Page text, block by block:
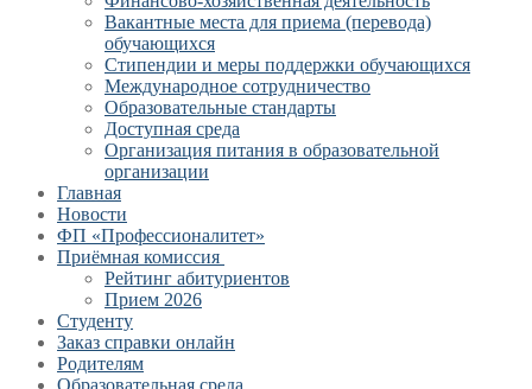
Вакантные места для приема (перевода)
обучающихся
Стипендии и меры поддержки обучающихся
Международное сотрудничество
Образовательные стандарты
Доступная среда
Организация питания в образовательной
организации
Главная
Новости
ФП «Профессионалитет»
Приёмная комиссия
Рейтинг абитуриентов
Прием 2026
Студенту
Заказ справки онлайн
Родителям
Образовательная среда